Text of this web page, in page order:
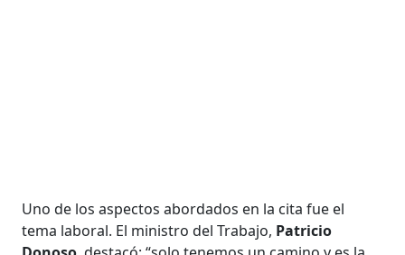
Uno de los aspectos abordados en la cita fue el
tema laboral. El ministro del Trabajo, Patricio